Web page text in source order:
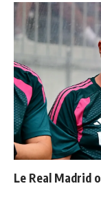
Le Real Madrid